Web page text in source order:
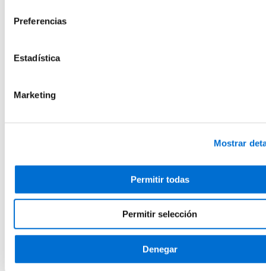
Preferencias
Estadística
Marketing
Mostrar
Permitir todas
Permitir selección
Denegar
Cosméticos
7 Horas
Añadir a favoritos
Farmacia
Experto en Exposoma y Piel: Fotobiología,
Online
Añadir a favoritos
Farmacia - Industria farmacéutica
Calidad de Vida y Salud Mental